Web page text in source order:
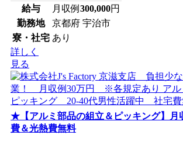
給与
月収例 300,000円
勤務地
京都府 宇治市
寮・社宅 あり
詳しく
見る
★【アルミ部品の組立＆ピッキング】月
費＆光熱費無料